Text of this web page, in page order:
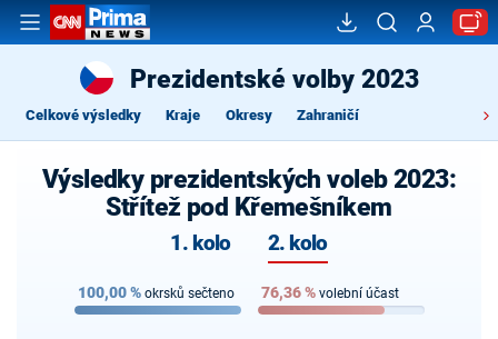
Prezidentské volby 2023
Celkové výsledky Kraje Okresy Zahraničí
Výsledky prezidentských voleb 2023:
Střítež pod Křemešníkem
1. kolo 2. kolo
100,00% okrsků sečteno 76,36% volební účast